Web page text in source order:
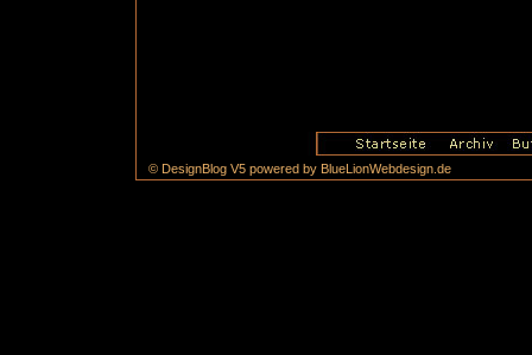
© DesignBlog V5 powered by BlueLionWebdesign.de